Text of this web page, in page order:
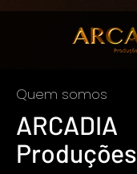
Quem somos
ARCADIA
Produções